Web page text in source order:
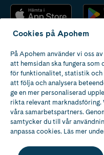
Apotek med tillstånd
av Läkemedelsverket
Cookies på Apohem
På Apohem använder vi oss
att hemsidan ska fungera som
för funktionalitet, statistik och
att följa och analysera
ge en mer personaliserad
rikta relevant
våra samarbetspartners.
samtycker du till vår
anpassa cookies. Läs mer